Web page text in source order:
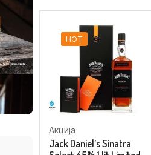
HOT
Акција
Jack Daniel’s Sinatra